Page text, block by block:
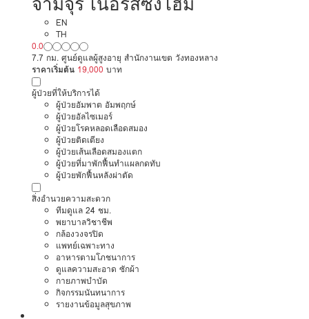
EN
TH
0.0
7.7 กม. ศูนย์ดูแลผู้สูงอายุ สำนักงานเขต วังทองหลาง
ราคาเริ่มต้น 19,000 บาท
ผู้ป่วยที่ให้บริการได้
ผู้ป่วยอัมพาต อัมพฤกษ์
ผู้ป่วยอัลไซเมอร์
ผู้ป่วยโรคหลอดเลือดสมอง
ผู้ป่วยติดเตียง
ผู้ป่วยเส้นเลือดสมองแตก
ผู้ป่วยที่มาพักฟื้นทำแผลกดทับ
ผู้ป่วยพักฟื้นหลังผ่าตัด
สิ่งอำนวยความสะดวก
ทีมดูแล 24 ชม.
พยาบาลวิชาชีพ
กล้องวงจรปิด
แพทย์เฉพาะทาง
อาหารตามโภชนาการ
ดูแลความสะอาด ซักผ้า
กายภาพบำบัด
กิจกรรมนันทนาการ
รายงานข้อมูลสุขภาพ